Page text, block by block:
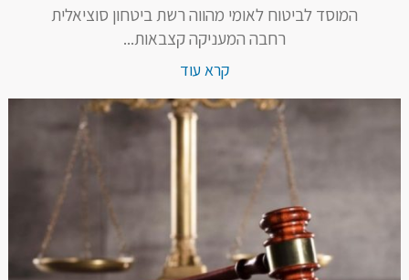
המוסד לביטוח לאומי מהווה רשת ביטחון סוציאלית
רחבה המעניקה קצבאות...
קרא עוד